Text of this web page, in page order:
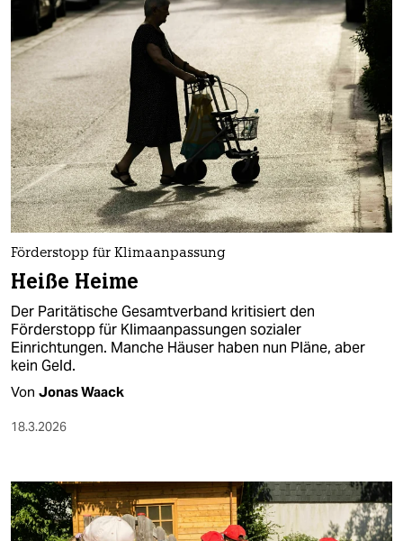
Förderstopp für Klimaanpassung
Heiße Heime
Der Paritätische Gesamtverband kritisiert den
Förderstopp für Klimaanpassungen sozialer
Einrichtungen. Manche Häuser haben nun Pläne, aber
kein Geld.
Von Jonas Waack
18.3.2026